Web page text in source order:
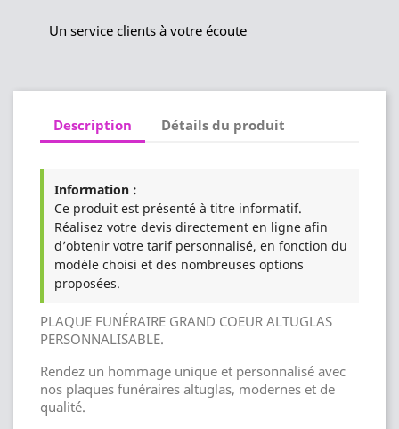
Un service clients à votre écoute
Description Détails du produit
Information :
Ce produit est présenté à titre informatif.
Réalisez votre devis directement en ligne afin
d’obtenir votre tarif personnalisé, en fonction du
modèle choisi et des nombreuses options
proposées.
PLAQUE FUNÉRAIRE GRAND COEUR ALTUGLAS
PERSONNALISABLE.
Rendez un hommage unique et personnalisé avec
nos plaques funéraires altuglas, modernes et de
qualité.